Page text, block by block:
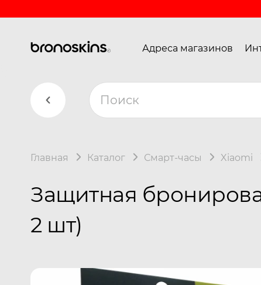
Адреса магазинов
Главная Каталог Смарт-часы Xiaomi
Защитная
2 шт)